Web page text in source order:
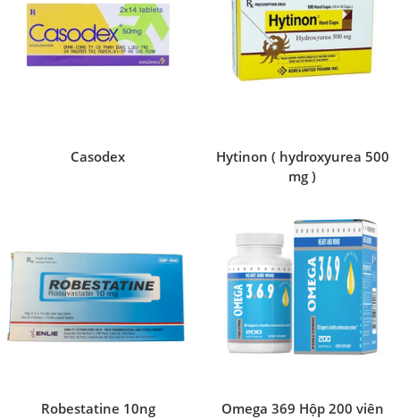
Casodex
Hytinon ( hydroxyurea 500
mg )
Robestatine 10ng Omega 369 Hộp 200 viên